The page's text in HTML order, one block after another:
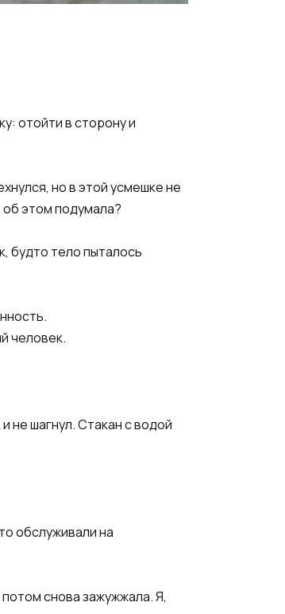
отойти в сторону и
но в этой усмешке не
этом подумала?
будто тело пыталось
человек.
не шагнул. Стакан с водой
обслуживали на
снова зажужжала. Я,